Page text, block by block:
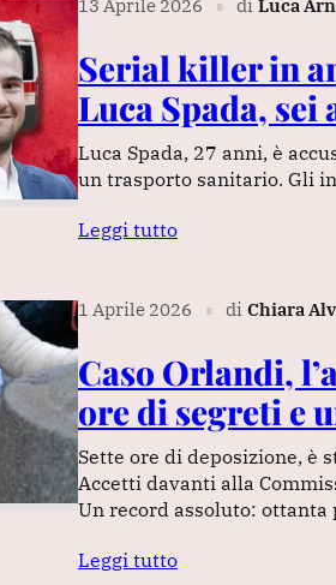
13 Aprile 2026 ∎ di Luca
Serial killer in
Luca Spada,
Luca Spada, 27 anni, è
un trasporto sanitario. Gli
Leggi tutto
1 Aprile 2026 ∎ di Chiara
Caso Orlandi,
ore di segreti e
Sette ore di deposizione, è
Accetti davanti alla
Un record assoluto: ottanta
Leggi tutto